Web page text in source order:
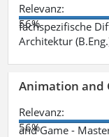
Relevanz:
56%
fachspezifische
Architektur
Animation and
Relevanz:
56%
and Game -